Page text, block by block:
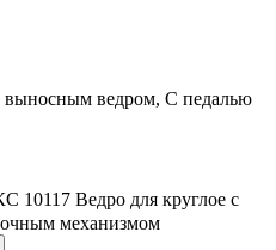
ведром, С педалью
10117 Ведро для круглое с
механизмом